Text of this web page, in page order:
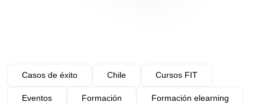
Casos de éxito Chile Cursos FIT
Eventos Formación Formación elearning